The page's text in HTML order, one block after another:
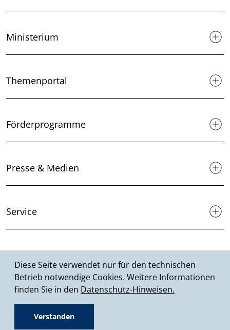
Diese Seite verwendet nur für den technischen
Betrieb notwendige Cookies. Weitere Informationen
finden Sie in den Datenschutz-Hinweisen.
Verstanden
Ministerium
Themenportal
Förderprogramme
Presse & Medien
Service
© 2026 MHKBD NRW